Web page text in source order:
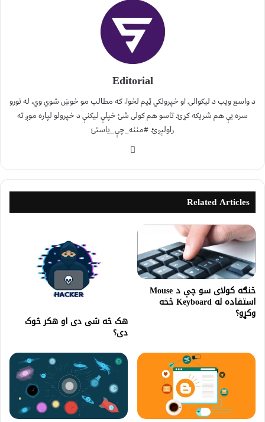
Editorial
د واسع ویب د لیکوالۍ او خپرونکي ټیم لخوا. که مطالب مو خوښ شوي وي، له نورو
سره یې هم شریکه کړئ. تاسو هم کولی شئ خپلې لیکنې د خپرولو لپاره موږ ته
راولېږئ. #مننه_چې_یاستئ
Related Articles
څنګه کولای سو چې د Mouse
استفاده له Keyboard څخه
وکړو؟ هک څه شى دى او هکر څوک
دى؟